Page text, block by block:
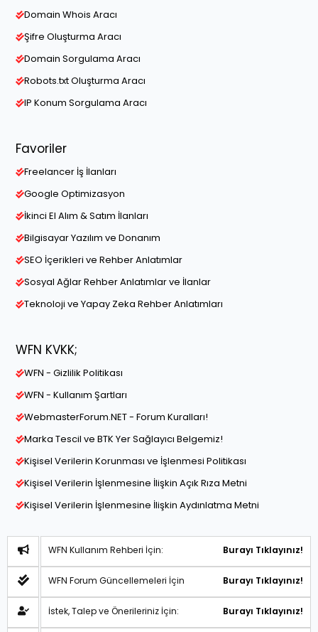
Domain Whois Aracı
Şifre Oluşturma Aracı
Domain Sorgulama Aracı
Robots.txt Oluşturma Aracı
IP Konum Sorgulama Aracı
Favoriler
Freelancer İş İlanları
Google Optimizasyon
İkinci El Alım & Satım İlanları
Bilgisayar Yazılım ve Donanım
SEO İçerikleri ve Rehber Anlatımlar
Sosyal Ağlar Rehber Anlatımlar ve İlanlar
Teknoloji ve Yapay Zeka Rehber Anlatımları
WFN KVKK;
WFN - Gizlilik Politikası
WFN - Kullanım Şartları
WebmasterForum.NET - Forum Kuralları!
Marka Tescil ve BTK Yer Sağlayıcı Belgemiz!
Kişisel Verilerin Korunması ve İşlenmesi Politikası
Kişisel Verilerin İşlenmesine İlişkin Açık Rıza Metni
Kişisel Verilerin İşlenmesine İlişkin Aydınlatma Metni
WFN Kullanım Rehberi İçin: Burayı Tıklayınız!
WFN Forum Güncellemeleri İçin Burayı Tıklayınız!
İstek, Talep ve Önerileriniz İçin: Burayı Tıklayınız!